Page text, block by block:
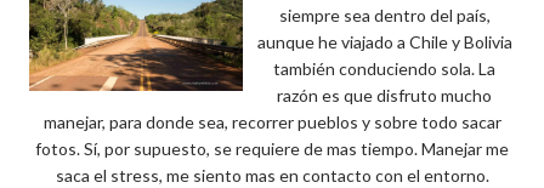
siempre sea dentro del país,
aunque he viajado a Chile y Bolivia
también conduciendo sola. La
razón es que disfruto mucho
manejar, para donde sea, recorrer pueblos y sobre todo sacar
fotos. Sí, por supuesto, se requiere de mas tiempo. Manejar me
saca el stress, me siento mas en contacto con el entorno.